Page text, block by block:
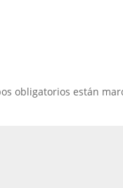
obligatorios están